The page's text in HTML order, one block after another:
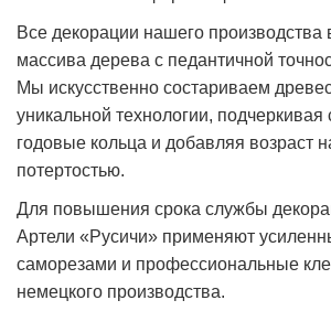
Все декорации нашего
массива дерева с педантичной
Мы искусственно состариваем
уникальной технологии, подчеркивая
годовые кольца и добавляя возраст
потертостью.
Для повышения срока службы
Артели «Русичи» применяют
саморезами и профессиональные
немецкого производства.